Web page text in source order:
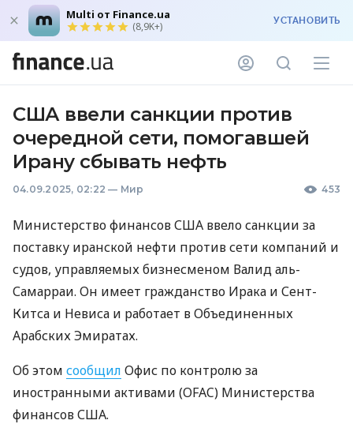
Multi от Finance.ua
(8,9K+) УСТАНОВИТЬ
США ввели санкции против
очередной сети, помогавшей
Ирану сбывать нефть
04.09.2025, 02:22 — Мир 453
Министерство финансов США ввело санкции за
поставку иранской нефти против сети компаний и
судов, управляемых бизнесменом Валид аль-
Самарраи. Он имеет гражданство Ирака и Сент-
Китса и Невиса и работает в Объединенных
Арабских Эмиратах.
Об этом сообщил Офис по контролю за
иностранными активами (OFAC) Министерства
финансов США.